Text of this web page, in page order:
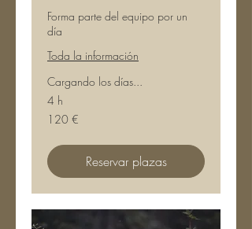
Forma parte del equipo por un
día
Toda la información
Cargando los días...
4 h
120
euros
120 €
Reservar plazas